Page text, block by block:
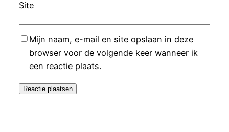
Site
Mijn naam, e-mail en site opslaan in deze
browser voor de volgende keer wanneer ik
een reactie plaats.